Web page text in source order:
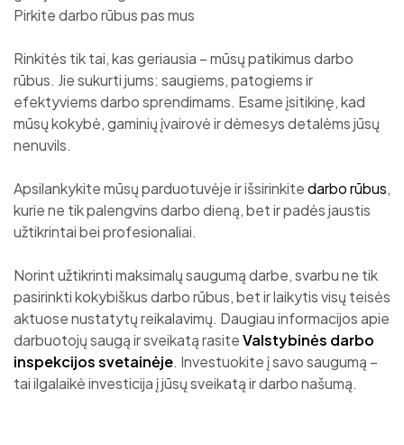
Pirkite darbo rūbus pas mus
Rinkitės tik tai, kas geriausia – mūsų patikimus darbo
rūbus. Jie sukurti jums: saugiems, patogiems ir
efektyviems darbo sprendimams. Esame įsitikinę, kad
mūsų kokybė, gaminių įvairovė ir dėmesys detalėms jūsų
nenuvils.
Apsilankykite mūsų parduotuvėje ir išsirinkitedarbo rūbus,
kurie ne tik palengvins darbo dieną, bet ir padės jaustis
užtikrintai bei profesionaliai.
Norint užtikrinti maksimalų saugumą darbe, svarbu ne tik
pasirinkti kokybiškus darbo rūbus, bet ir laikytis visų teisės
aktuose nustatytų reikalavimų. Daugiau informacijos apie
darbuotojų saugą ir sveikatą rasiteValstybinės darbo
inspekcijos svetainėje. Investuokite į savo saugumą –
tai ilgalaikė investicija į jūsų sveikatą ir darbo našumą.